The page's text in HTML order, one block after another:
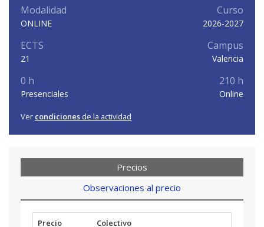
Modalidad
ONLINE
Curso
2026-2027
ECTS
21
Campus
Valencia
0 h
Presenciales
210 h
Online
Ver condiciones de la actividad
Precios
Observaciones al precio
Precio
Colectivo